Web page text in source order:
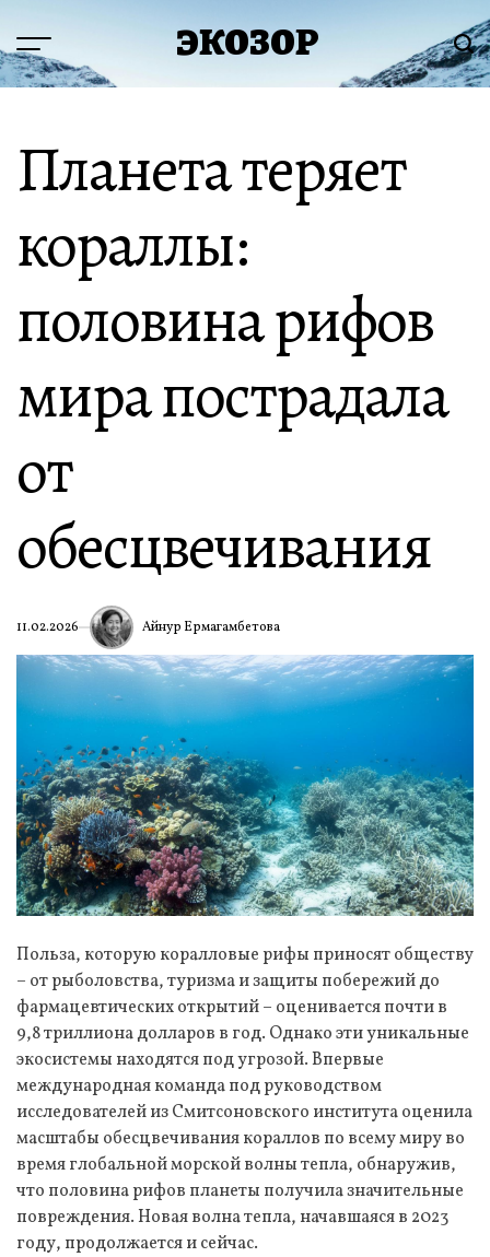
содержимому
Меню ЭКОЗОР
Планета теряет
кораллы:
половина рифов
мира пострадала
от
обесцвечивания
11.02.2026 Айнур Ермагамбетова
Польза, которую коралловые рифы приносят обществу
– от рыболовства, туризма и защиты побережий до
фармацевтических открытий – оценивается почти в
9,8 триллиона долларов в год. Однако эти уникальные
экосистемы находятся под угрозой. Впервые
международная команда под руководством
исследователей из Смитсоновского института оценила
масштабы обесцвечивания кораллов по всему миру во
время глобальной морской волны тепла, обнаружив,
что половина рифов планеты получила значительные
повреждения. Новая волна тепла, начавшаяся в 2023
году, продолжается и сейчас.